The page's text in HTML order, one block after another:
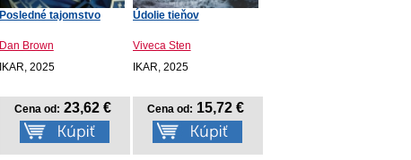
Posledné tajomstvo
Dan Brown
IKAR, 2025
Cena od: 23,62 €
Údolie tieňov
Viveca Sten
IKAR, 2025
Cena od: 15,72 €